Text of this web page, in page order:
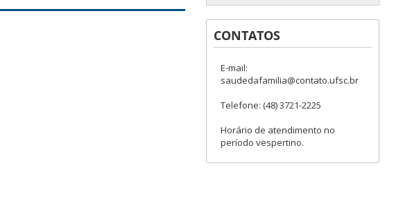
CONTATOS
E-mail:
saudedafamilia@contato.ufsc.br
Telefone: (48) 3721-2225
Horário de atendimento no
período vespertino.